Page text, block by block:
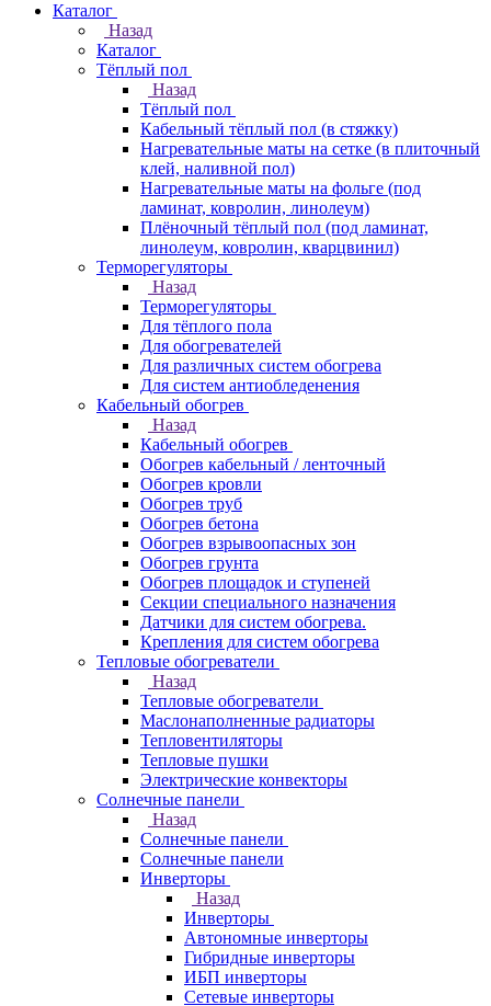
Каталог
Назад
Каталог
Тёплый пол
Назад
Тёплый пол
Кабельный тёплый пол (в стяжку)
Нагревательные маты на сетке (в плиточный
клей, наливной пол)
Нагревательные маты на фольге (под
ламинат, ковролин, линолеум)
Плёночный тёплый пол (под ламинат,
линолеум, ковролин, кварцвинил)
Терморегуляторы
Назад
Терморегуляторы
Для тёплого пола
Для обогревателей
Для различных систем обогрева
Для систем антиобледенения
Кабельный обогрев
Назад
Кабельный обогрев
Обогрев кабельный / ленточный
Обогрев кровли
Обогрев труб
Обогрев бетона
Обогрев взрывоопасных зон
Обогрев грунта
Обогрев площадок и ступеней
Секции специального назначения
Датчики для систем обогрева.
Крепления для систем обогрева
Тепловые обогреватели
Назад
Тепловые обогреватели
Маслонаполненные радиаторы
Тепловентиляторы
Тепловые пушки
Электрические конвекторы
Солнечные панели
Назад
Солнечные панели
Солнечные панели
Инверторы
Назад
Инверторы
Автономные инверторы
Гибридные инверторы
ИБП инверторы
Сетевые инверторы